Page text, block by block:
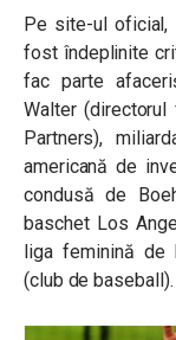
Pe site-ul oficial,
fost îndeplinite
fac parte
Walter
Partners),
americană de
condusă de
baschet Los
liga feminină de
(club de baseball).